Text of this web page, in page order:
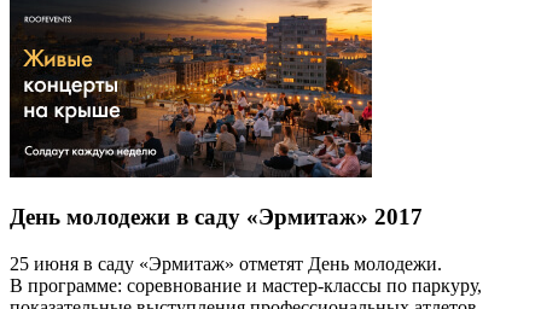
День молодежи в саду «Эрмитаж» 2017
25 июня в саду «Эрмитаж» отметят День молодежи.
В программе: соревнование и мастер-классы по паркуру,